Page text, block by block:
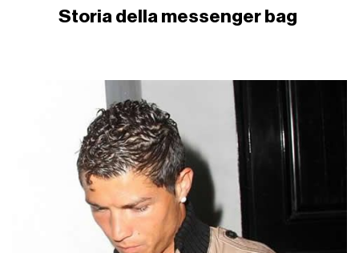
Storia della messenger bag